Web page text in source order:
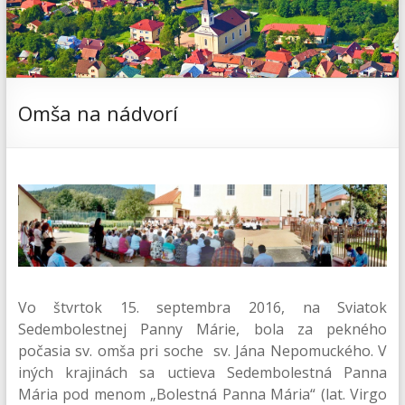
Omša na nádvorí
Vo štvrtok 15. septembra 2016, na Sviatok
Sedembolestnej Panny Márie, bola za pekného
počasia sv. omša pri soche sv. Jána Nepomuckého. V
iných krajinách sa uctieva Sedembolestná Panna
Mária pod menom „Bolestná Panna Mária“ (lat. Virgo